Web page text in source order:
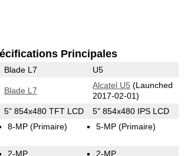
Principales
Blade L7 U5
Blade L7
Alcatel U5 (Launched
2017-02-01)
5" 854x480 TFT LCD 5" 854x480 IPS LCD
8-MP (Primaire) 5-MP (Primaire)
2-MP 2-MP